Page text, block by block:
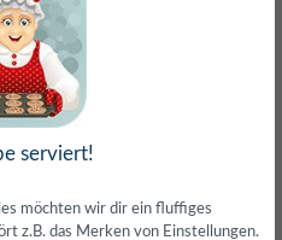
Profi!
serviert!
möchten wir dir ein fluffiges
z.B. das Merken von Einstellungen.